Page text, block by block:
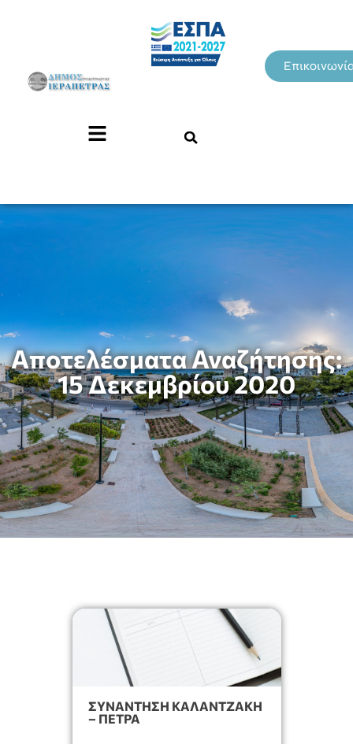
Αποτελέσματα Αναζήτησης:
15 Δεκεμβρίου 2020
ΣΥΝΑΝΤΗΣΗ ΚΑΛΑΝΤΖΑΚΗ
– ΠΕΤΡΑ